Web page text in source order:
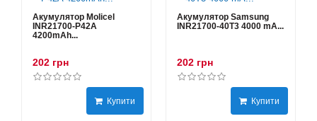
Акумулятор Molicel
INR21700-P42A
4200mAh...
202 грн
Купити
Акумулятор Samsung
INR21700-40T3 4000 mA...
202 грн
Купити